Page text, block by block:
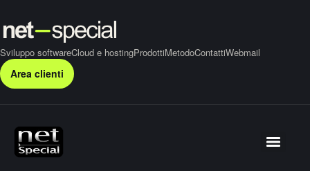
Sviluppo softwareCloud e hostingProdottiMetodoContattiWebmail
Area clienti